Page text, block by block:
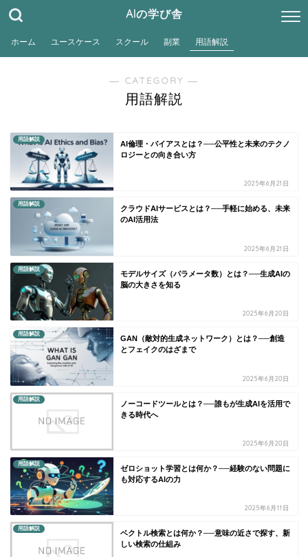
AIの学び舎
ホーム ユースケース スクール 副業 用語解説
― CATEGORY ―
用語解説
用語解説
AI倫理・バイアスとは？──公平性と未来のテクノ
ロジーとの向き合い方
2025年6月21日
用語解説
クラウドAIサービスとは？──手軽に始める、未来
のAI活用法
2025年6月21日
用語解説
モデルサイズ（パラメータ数）とは？──生成AIの
脳の大きさを知る
2025年6月20日
用語解説
GAN（敵対的生成ネットワーク）とは？──創造
とフェイクのはざまで
2025年6月20日
用語解説
ノーコードツールとは？──誰もが生成AIを活用で
きる時代へ
2025年6月20日
用語解説
ゼロショット学習とは何か？──経験のない問題に
も対応するAIの力
2025年6月11日
用語解説
ベクトル検索とは何か？──意味の近さで探す、新
しい検索の仕組み